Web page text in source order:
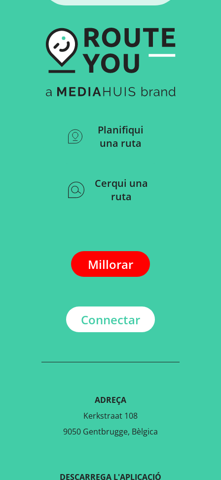
Planifiqui
una ruta
Cerqui una
ruta
Millorar
Connectar
ADREÇA
Kerkstraat 108
9050 Gentbrugge, Bèlgica
DESCARREGA L'APLICACIÓ